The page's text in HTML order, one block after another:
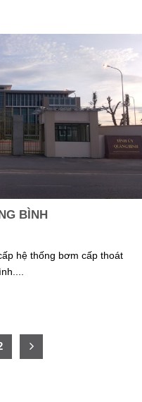
BÌNH
hệ thống bơm cấp thoát